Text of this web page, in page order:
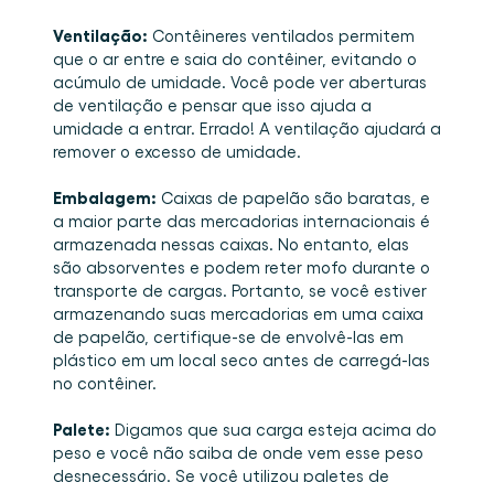
Ventilação: Contêineres ventilados permitem
que o ar entre e saia do contêiner, evitando o
acúmulo de umidade. Você pode ver aberturas
de ventilação e pensar que isso ajuda a
umidade a entrar. Errado! A ventilação ajudará a
remover o excesso de umidade.
Embalagem: Caixas de papelão são baratas, e
a maior parte das mercadorias internacionais é
armazenada nessas caixas. No entanto, elas
são absorventes e podem reter mofo durante o
transporte de cargas. Portanto, se você estiver
armazenando suas mercadorias em uma caixa
de papelão, certifique-se de envolvê-las em
plástico em um local seco antes de carregá-las
no contêiner.
Palete: Digamos que sua carga esteja acima do
peso e você não saiba de onde vem esse peso
desnecessário. Se você utilizou paletes de